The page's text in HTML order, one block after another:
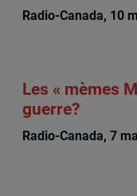
Radio-Canada, 10
Les « mèmes
guerre?
Radio-Canada, 7